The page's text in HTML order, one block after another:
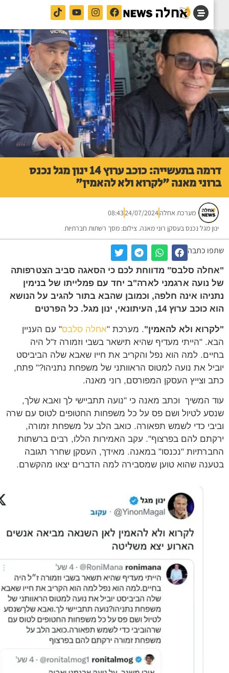
דרמה בתעשייה: כוכב ערוץ 14 ינון מגל נכנס
מאנה "לקרוא ולא להאמין"
מערכת אחלה 24/07/2024
08:43
מגל נכנס בעסקן רוני מאנה. צילום: מסך רשתות חברתיות
כתבה
סלבס" מדווחת לכם כי הסאגה סביב הצטרפותה
נועה ארגמני לארה"ב יחד עם פמלייתו של בנימין
אינה חלפה, וכמובן שהבא בתור להגיב על הנושא
14, העיתונאי, ינון מגל. כל הפרטים
ולא להאמין". מערכת "אחלה סלבס" עם העניין
"הייתי מעדיף שהיא תישאר בשבי וזמורה ז"ל היה
למה הוא נפל והקריב את חייו שאבא שלה הביביסט
את נועה למטוס הראוותני של משפחת נתניהו?" פתח,
וצייץ העסקן המפורסם, רוני מאנה.
המשיך וכתב מאנה כי "נועה תתביישי לך ואבא שלך,
לטיול ושם פס על כל משפחות החטופים לטוס עם שרה
כדי לשמש תפאורה. כואב הלב על משפחת זמורה,
להם בפרצוף". עקב האמירות הללו, רבים ברשתות
"נכנסו" במאנה. מאידך, העסקן שחרר תגובה
שהוא טוען שמסבירה למה הדברים יצאו מהקשרם.